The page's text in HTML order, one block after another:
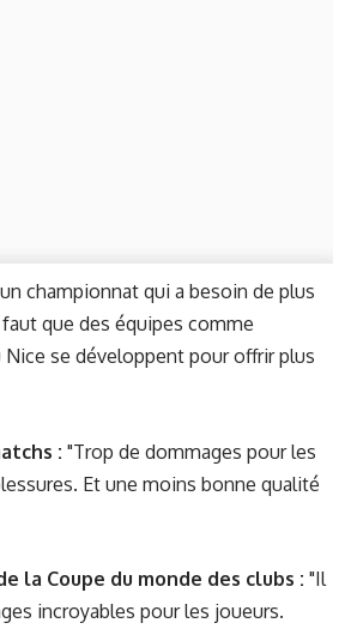
championnat qui a besoin de plus
que des équipes comme
Nice se développent pour offrir plus
: "Trop de dommages pour les
Et une moins bonne qualité
la Coupe du monde des clubs : "Il
incroyables pour les joueurs.